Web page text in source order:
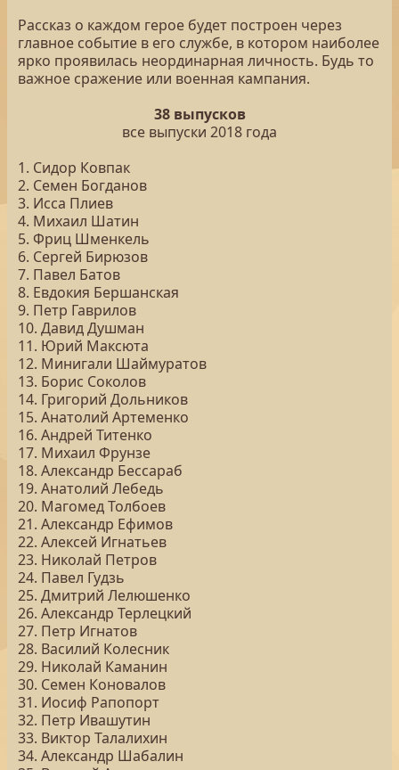
Рассказ о каждом герое будет построен через
главное событие в его службе, в котором наиболее
ярко проявилась неординарная личность. Будь то
важное сражение или военная кампания.
38 выпусков
все выпуски 2018 года
1. Сидор Ковпак
2. Семен Богданов
3. Исса Плиев
4. Михаил Шатин
5. Фриц Шменкель
6. Сергей Бирюзов
7. Павел Батов
8. Евдокия Бершанская
9. Петр Гаврилов
10. Давид Душман
11. Юрий Максюта
12. Минигали Шаймуратов
13. Борис Соколов
14. Григорий Дольников
15. Анатолий Артеменко
16. Андрей Титенко
17. Михаил Фрунзе
18. Александр Бессараб
19. Анатолий Лебедь
20. Магомед Толбоев
21. Александр Ефимов
22. Алексей Игнатьев
23. Николай Петров
24. Павел Гудзь
25. Дмитрий Лелюшенко
26. Александр Терлецкий
27. Петр Игнатов
28. Василий Колесник
29. Николай Каманин
30. Семен Коновалов
31. Иосиф Рапопорт
32. Петр Ивашутин
33. Виктор Талалихин
34. Александр Шабалин